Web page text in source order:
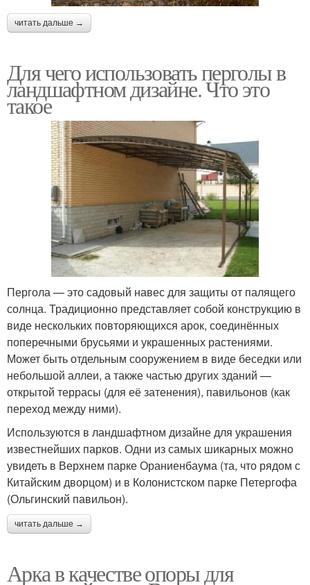
читать дальше →
Для чего использовать перголы в
ландшафтном дизайне. Что это
такое
Пергола — это садовый навес для защиты от палящего
солнца. Традиционно представляет собой конструкцию в
виде нескольких повторяющихся арок, соединённых
поперечными брусьями и украшенных растениями.
Может быть отдельным сооружением в виде беседки или
небольшой аллеи, а также частью других зданий —
открытой террасы (для её затенения), павильонов (как
переход между ними).
Используются в ландшафтном дизайне для украшения
известнейших парков. Одни из самых шикарных можно
увидеть в Верхнем парке Ораниенбаума (та, что рядом с
Китайским дворцом) и в Колонистском парке Петергофа
(Ольгинский павильон).
читать дальше →
Арка в качестве опоры для